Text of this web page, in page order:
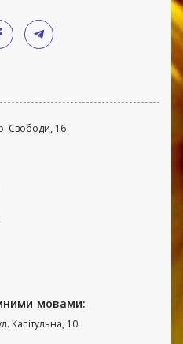
Свободи, 16
мовами:
Капітульна, 10